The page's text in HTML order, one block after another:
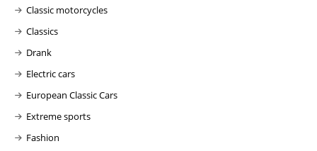
Classic motorcycles
Classics
Drank
Electric cars
European Classic Cars
Extreme sports
Fashion